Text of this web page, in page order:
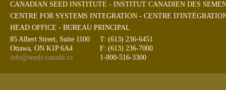
CANADIAN SEED INSTITUTE - INSTITUT CANADIEN DES
CENTRE FOR SYSTEMS INTEGRATION - CENTRE
HEAD OFFICE - BUREAU PRINCIPAL
85 Albert Street, Suite 1100
Ottawa, ON K1P 6A4
info@seeds-canada.ca
T: (613) 236-6451
F: (613) 236-7000
1-800-516-3300